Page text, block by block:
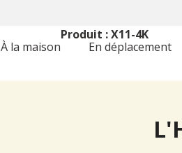
À la maison En déplacement
Produit : X11-4K